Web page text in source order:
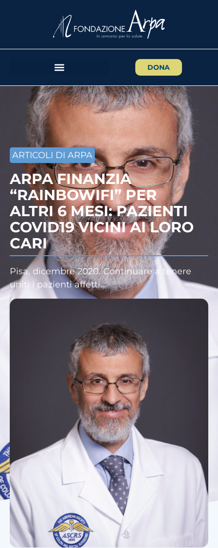
DONA
ARTICOLI DI ARPA
ARPA FINANZIA
“RAINBOWIFI” PER
ALTRI 6 MESI: PAZIENTI
COVID19 VICINI AI LORO
CARI
Pisa, dicembre 2020. Continuare a tenere
uniti i pazienti affetti…